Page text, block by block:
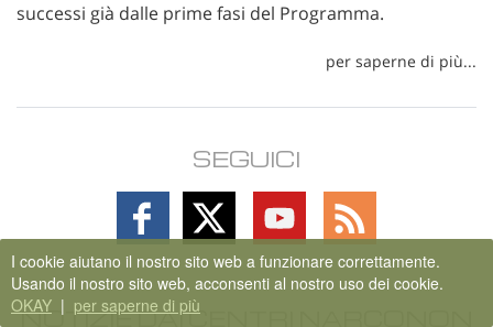
successi già dalle prime fasi del Programma.
per saperne di più...
SEGUICI
Follow
on
Facebook
Follow
on
X
Follow
on
YouTube
Follow
on
RSS
NOTIZIE DAI CENTRI NARCONON
I cookie aiutano il nostro sito web a funzionare correttamente.
Usando il nostro sito web, acconsenti al nostro uso dei cookie.
OKAY | per saperne di più